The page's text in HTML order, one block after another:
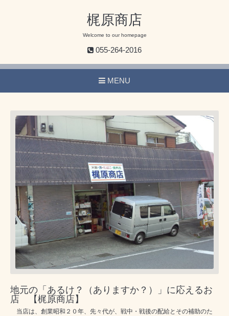
梶原商店
Welcome to our homepage
055-264-2016
MENU
地元の「あるけ？（ありますか？）」に応えるお
店 【梶原商店】
当店は、創業昭和２０年、先々代が、戦中・戦後の配給とその補助のた